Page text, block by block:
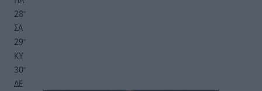
28°
ΣΑ
29°
ΚΥ
30°
ΔΕ